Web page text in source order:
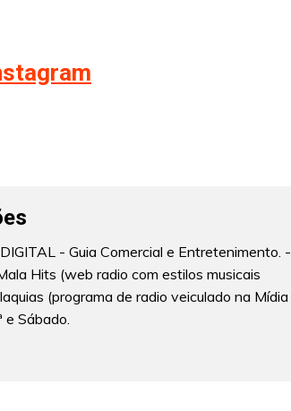
- Guia Comercial e Entretenimento. -
Hits (web radio com estilos musicais
(programa de radio veiculado na Mídia
e Sábado.